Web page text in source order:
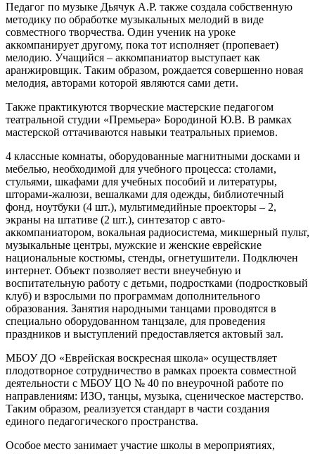
Педагог по музыке Дьячук А.Р. также создала собственную
методику по обработке музыкальных мелодий в виде
совместного творчества. Один ученик на уроке
аккомпанирует другому, пока тот исполняет (пропевает)
мелодию. Учащийся – аккомпаниатор выступает как
аранжировщик. Таким образом, рождается совершенно новая
мелодия, авторами которой являются сами дети.
Также практикуются творческие мастерские педагогом
театральной студии «Премьера» Бородиной Ю.В. В рамках
мастерской оттачиваются навыки театральных приемов.
4 классные комнаты, оборудованные магнитными досками и
мебелью, необходимой для учебного процесса: столами,
стульями, шкафами для учебных пособий и литературы,
шторами-жалюзи, вешалками для одежды, библиотечный
фонд, ноутбуки (4 шт.), мультимедийные проекторы – 2,
экраны на штативе (2 шт.), синтезатор с авто-
аккомпаниатором, вокальная радиосистема, микшерный пульт,
музыкальные центры, мужские и женские еврейские
национальные костюмы, стенды, огнетушители. Подключен
интернет. Объект позволяет вести внеучебную и
воспитательную работу с детьми, подростками (подростковый
клуб) и взрослыми по программам дополнительного
образования. Занятия народными танцами проводятся в
специально оборудованном танцзале, для проведения
праздников и выступлений предоставляется актовый зал.
МБОУ ДО «Еврейская воскресная школа» осуществляет
плодотворное сотрудничество в рамках проекта совместной
деятельности с МБОУ ЦО № 40 по внеурочной работе по
направлениям: ИЗО, танцы, музыка, сценическое мастерство.
Таким образом, реализуется стандарт в части создания
единого педагогического пространства.
Особое место занимает участие школы в мероприятиях,